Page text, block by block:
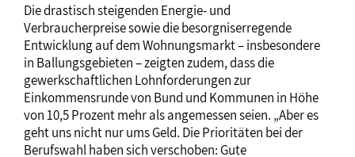
Die drastisch steigenden Energie- und
Verbraucherpreise sowie die besorgniserregende
Entwicklung auf dem Wohnungsmarkt – insbesondere
in Ballungsgebieten – zeigten zudem, dass die
gewerkschaftlichen Lohnforderungen zur
Einkommensrunde von Bund und Kommunen in Höhe
von 10,5 Prozent mehr als angemessen seien. „Aber es
geht uns nicht nur ums Geld. Die Prioritäten bei der
Berufswahl haben sich verschoben: Gute